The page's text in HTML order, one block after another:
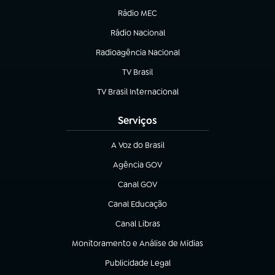
Rádio MEC
(abre em nova aba)
Rádio Nacional
Radioagência Nacional
(abre em nova aba)
TV Brasil
(abre em nova aba)
TV Brasil Internacional
(abre em nova aba)
Serviços
A Voz do Brasil
(abre em nova aba)
Agência GOV
(abre em nova aba)
Canal GOV
(abre em nova aba)
Canal Educação
(abre em nova aba)
Canal Libras
(abre em nova aba)
Monitoramento e Análise de Mídias
(abre em nova aba)
Publicidade Legal
(abre em nova aba)